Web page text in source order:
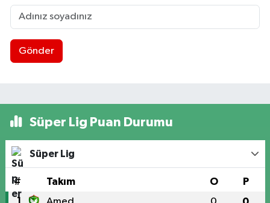
Gönder
Süper Lig Puan Durumu
Süper Lig
# Takım O P
1